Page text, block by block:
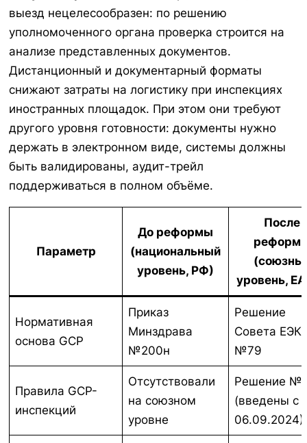
выезд нецелесообразен: по решению
уполномоченного органа проверка строится на
анализе представленных документов.
Дистанционный и документарный форматы
снижают затраты на логистику при инспекциях
иностранных площадок. При этом они требуют
другого уровня готовности: документы нужно
держать в электронном виде, системы должны
быть валидированы, аудит-трейл
поддерживаться в полном объёме.
Параметр
До реформы
(национальный
уровень, РФ)
После
уровень,
Нормативная
основа GCP
Приказ
Минздрава
№200н
Решение
Совета ЕЭК
№79
Правила GCP-
инспекций
Отсутствовали
на союзном
уровне
Решение
(введены с
06.09.2024)